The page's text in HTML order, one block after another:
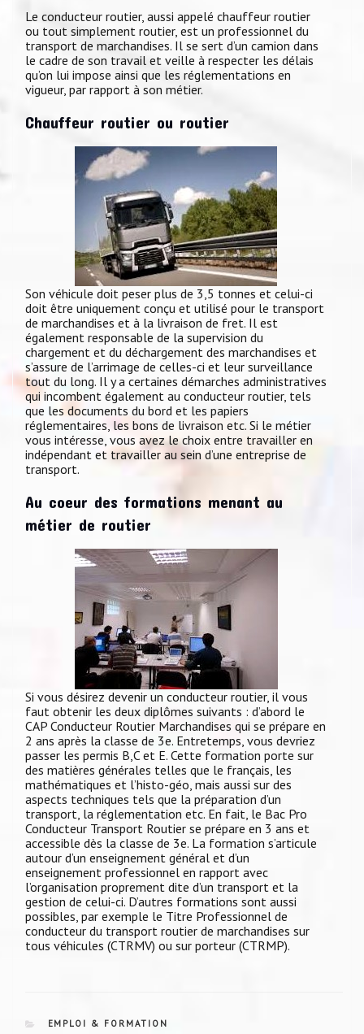
Le conducteur routier, aussi appelé chauffeur routier
ou tout simplement routier, est un professionnel du
transport de marchandises. Il se sert d’un camion dans
le cadre de son travail et veille à respecter les délais
qu’on lui impose ainsi que les réglementations en
vigueur, par rapport à son métier.
Chauffeur routier ou routier
Son véhicule doit peser plus de 3,5 tonnes et celui-ci
doit être uniquement conçu et utilisé pour le transport
de marchandises et à la livraison de fret. Il est
également responsable de la supervision du
chargement et du déchargement des marchandises et
s’assure de l’arrimage de celles-ci et leur surveillance
tout du long. Il y a certaines démarches administratives
qui incombent également au conducteur routier, tels
que les documents du bord et les papiers
réglementaires, les bons de livraison etc. Si le métier
vous intéresse, vous avez le choix entre travailler en
indépendant et travailler au sein d’une entreprise de
transport.
Au coeur des formations menant au
métier de routier
Si vous désirez devenir un conducteur routier, il vous
faut obtenir les deux diplômes suivants : d’abord le
CAP Conducteur Routier Marchandises qui se prépare en
2 ans après la classe de 3e. Entretemps, vous devriez
passer les permis B,C et E. Cette formation porte sur
des matières générales telles que le français, les
mathématiques et l’histo-géo, mais aussi sur des
aspects techniques tels que la préparation d’un
transport, la réglementation etc. En fait, le Bac Pro
Conducteur Transport Routier se prépare en 3 ans et
accessible dès la classe de 3e. La formation s’articule
autour d’un enseignement général et d’un
enseignement professionnel en rapport avec
l’organisation proprement dite d’un transport et la
gestion de celui-ci. D’autres formations sont aussi
possibles, par exemple le Titre Professionnel de
conducteur du transport routier de marchandises sur
tous véhicules (CTRMV) ou sur porteur (CTRMP).
CATEGORIES
EMPLOI & FORMATION